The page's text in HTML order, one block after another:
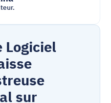
Logiciel